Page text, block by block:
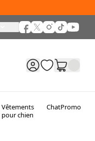
Vêtements
pour chien
ChatPromo